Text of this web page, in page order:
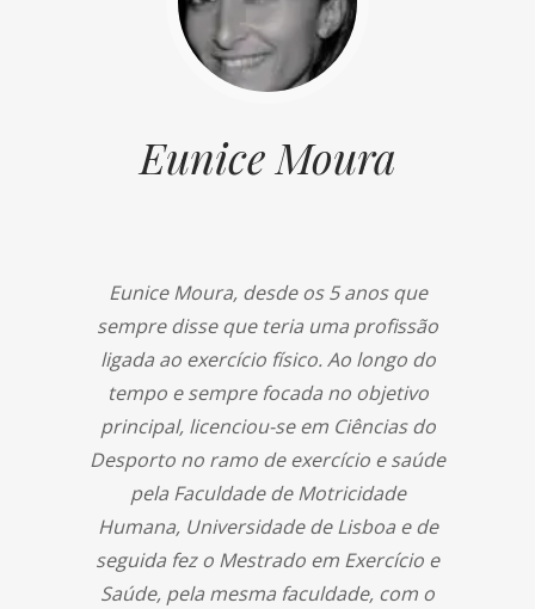
Eunice Moura
Eunice Moura, desde os 5 anos que
sempre disse que teria uma profissão
ligada ao exercício físico. Ao longo do
tempo e sempre focada no objetivo
principal, licenciou-se em Ciências do
Desporto no ramo de exercício e saúde
pela Faculdade de Motricidade
Humana, Universidade de Lisboa e de
seguida fez o Mestrado em Exercício e
Saúde, pela mesma faculdade, com o